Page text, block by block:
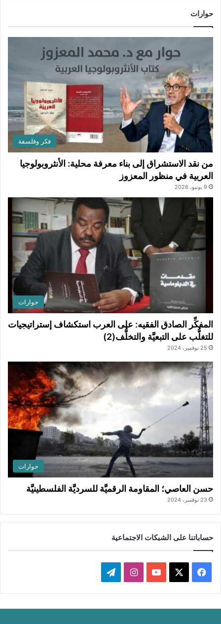
حوارات
فكر وفلسفة
من نقد الاستشراق إلى بناء معرفة محلية: الأنثروبولوجيا
العربية في منظور المعزوز
9 يونيو، 2026
حوارات
المفكِّر الصادق الفقيه: على العرب استكشاف إستراتيجيات
للتغلُّب على التبعيَّة والتخلُّف(2)
25 نوفمبر، 2024
حوارات
حسن العاصي؛ المقاومة الرقميَّة للسرديَّة الفلسطينيَّة
23 نوفمبر، 2024
حساباتنا على الشبكات الاجتماعية
فيسبوك ‫YouTubeانستقرامتيلقرام